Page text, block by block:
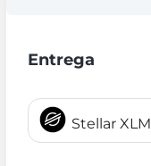
Entrega
Stellar XLM